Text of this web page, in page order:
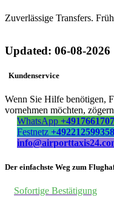
Zuverlässige Transfers.
Updated: 06-08-2026
Kundenservice
Wenn Sie Hilfe benötigen,
vornehmen möchten,
WhatsApp
Festnetz
Der einfachste Weg zum
Sofortige Bestätigung